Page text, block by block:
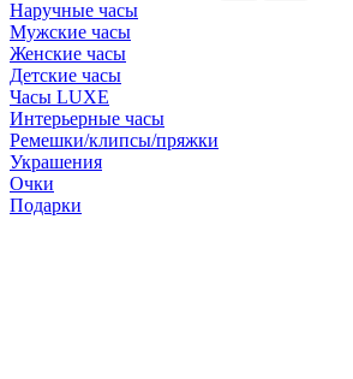
Наручные часы
Мужские часы
Женские часы
Детские часы
Часы LUXE
Интерьерные часы
Ремешки/клипсы/пряжки
Украшения
Очки
Подарки